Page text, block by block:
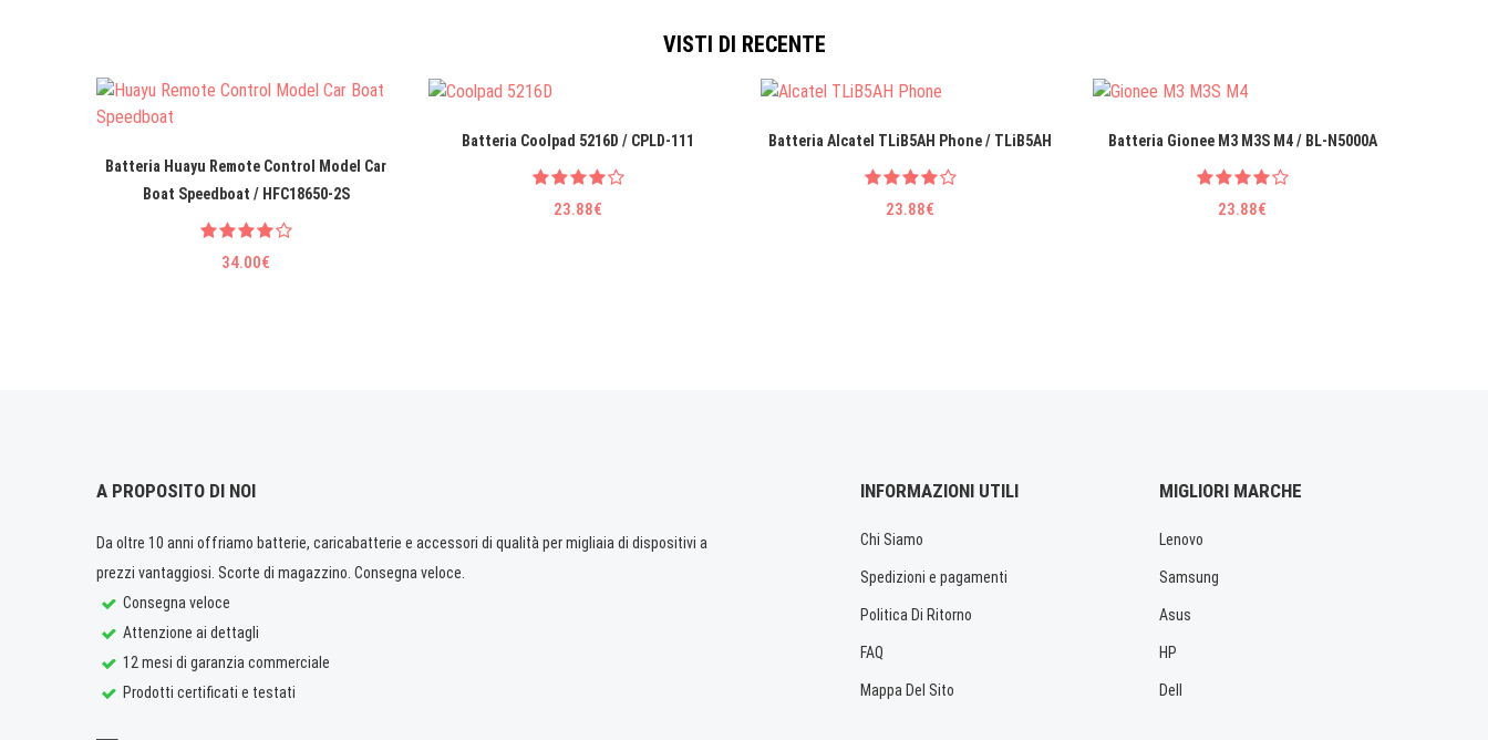
VISTI DI RECENTE
Batteria Huayu Remote Control Model Car
Boat Speedboat / HFC18650-2S
34.00€
Batteria Coolpad 5216D / CPLD-111
23.88€
Batteria Alcatel TLiB5AH Phone / TLiB5AH
23.88€
Batteria Gionee M3 M3S M4 / BL-N5000A
23.88€
A PROPOSITO DI NOI
Da oltre 10 anni offriamo batterie, caricabatterie e accessori di qualità per migliaia di dispositivi a
prezzi vantaggiosi. Scorte di magazzino. Consegna veloce.
Consegna veloce
Attenzione ai dettagli
12 mesi di garanzia commerciale
Prodotti certificati e testati
INFORMAZIONI UTILI
Chi Siamo
Spedizioni e pagamenti
Politica Di Ritorno
FAQ
Mappa Del Sito
MIGLIORI MARCHE
Lenovo
Samsung
Asus
HP
Dell